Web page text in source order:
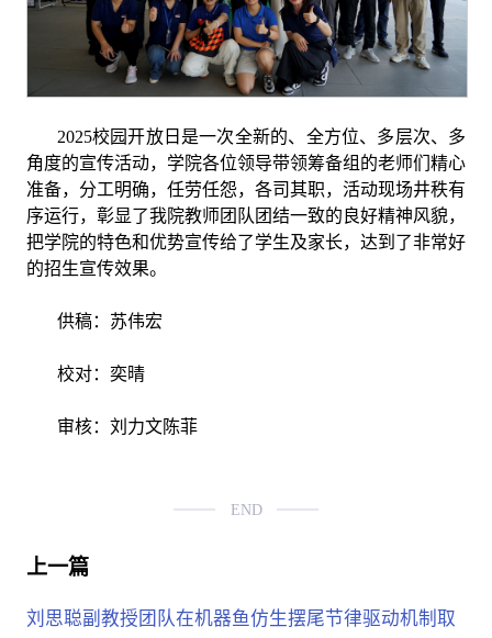
2025校园开放日是一次全新的、全方位、多层次、多
角度的宣传活动，学院各位领导带领筹备组的老师们精心
准备，分工明确，任劳任怨，各司其职，活动现场井秩有
序运行，彰显了我院教师团队团结一致的良好精神风貌，
把学院的特色和优势宣传给了学生及家长，达到了非常好
的招生宣传效果。
供稿：苏伟宏
校对：奕晴
审核：刘力文陈菲
END
上一篇
刘思聪副教授团队在机器鱼仿生摆尾节律驱动机制取